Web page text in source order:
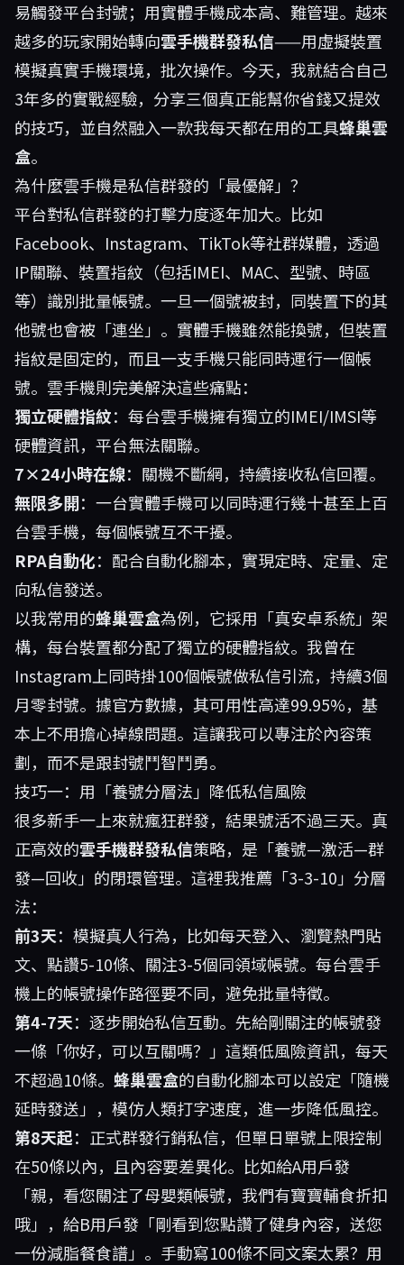
易觸發平台封號；用實體手機成本高、難管理。越來
越多的玩家開始轉向雲手機群發私信——用虛擬裝置
模擬真實手機環境，批次操作。今天，我就結合自己
3年多的實戰經驗，分享三個真正能幫你省錢又提效
的技巧，並自然融入一款我每天都在用的工具蜂巢雲
盒。
為什麼雲手機是私信群發的「最優解」？
平台對私信群發的打擊力度逐年加大。比如
Facebook、Instagram、TikTok等社群媒體，透過
IP關聯、裝置指紋（包括IMEI、MAC、型號、時區
等）識別批量帳號。一旦一個號被封，同裝置下的其
他號也會被「連坐」。實體手機雖然能換號，但裝置
指紋是固定的，而且一支手機只能同時運行一個帳
號。雲手機則完美解決這些痛點：
獨立硬體指紋：每台雲手機擁有獨立的IMEI/IMSI等
硬體資訊，平台無法關聯。
7×24小時在線：關機不斷網，持續接收私信回覆。
無限多開：一台實體手機可以同時運行幾十甚至上百
台雲手機，每個帳號互不干擾。
RPA自動化：配合自動化腳本，實現定時、定量、定
向私信發送。
以我常用的蜂巢雲盒為例，它採用「真安卓系統」架
構，每台裝置都分配了獨立的硬體指紋。我曾在
Instagram上同時掛100個帳號做私信引流，持續3個
月零封號。據官方數據，其可用性高達99.95%，基
本上不用擔心掉線問題。這讓我可以專注於內容策
劃，而不是跟封號鬥智鬥勇。
技巧一：用「養號分層法」降低私信風險
很多新手一上來就瘋狂群發，結果號活不過三天。真
正高效的雲手機群發私信策略，是「養號—激活—群
發—回收」的閉環管理。這裡我推薦「3-3-10」分層
法：
前3天：模擬真人行為，比如每天登入、瀏覽熱門貼
文、點讚5-10條、關注3-5個同領域帳號。每台雲手
機上的帳號操作路徑要不同，避免批量特徵。
第4-7天：逐步開始私信互動。先給剛關注的帳號發
一條「你好，可以互關嗎？」這類低風險資訊，每天
不超過10條。 蜂巢雲盒的自動化腳本可以設定「隨機
延時發送」，模仿人類打字速度，進一步降低風控。
第8天起：正式群發行銷私信，但單日單號上限控制
在50條以內，且內容要差異化。比如給A用戶發
「親，看您關注了母嬰類帳號，我們有寶寶輔食折扣
哦」，給B用戶發「剛看到您點讚了健身內容，送您
一份減脂餐食譜」。手動寫100條不同文案太累？用